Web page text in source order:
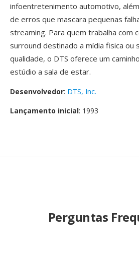
infoentretenimento automotivo,
de erros que mascara pequenas
streaming. Para quem trabalha com
surround destinado a mídia fisica ou
qualidade, o DTS oferece um
estúdio a sala de estar.
Desenvolvedor: DTS, Inc.
Lançamento inicial: 1993
Perguntas